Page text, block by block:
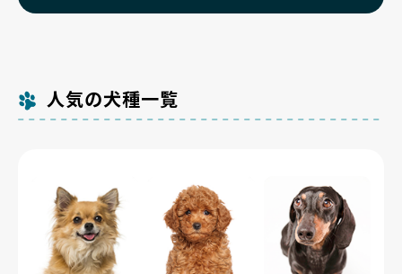
人気の犬種一覧